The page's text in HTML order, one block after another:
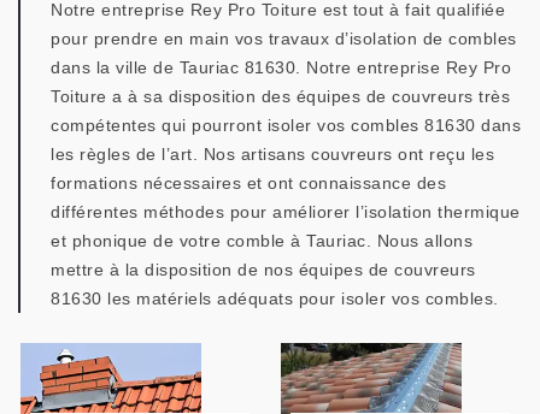
Notre entreprise Rey Pro Toiture est tout à fait qualifiée
pour prendre en main vos travaux d’isolation de combles
dans la ville de Tauriac 81630. Notre entreprise Rey Pro
Toiture a à sa disposition des équipes de couvreurs très
compétentes qui pourront isoler vos combles 81630 dans
les règles de l’art. Nos artisans couvreurs ont reçu les
formations nécessaires et ont connaissance des
différentes méthodes pour améliorer l’isolation thermique
et phonique de votre comble à Tauriac. Nous allons
mettre à la disposition de nos équipes de couvreurs
81630 les matériels adéquats pour isoler vos combles.